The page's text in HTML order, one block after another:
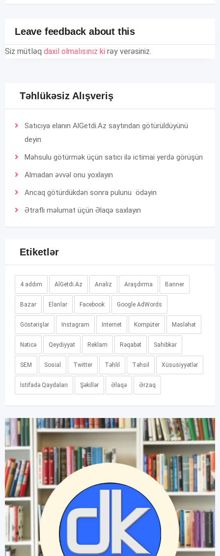
Leave feedback about this
Siz mütləq daxil olmalısınız ki rəy verəsiniz.
Təhlükəsiz Alışveriş
Satıcıya elanın AlGetdi.Az saytından götürüldüyünü
deyin
Məhsulu götürmək üçün satıcı ilə ictimai yerdə görüşün
Almadan əvvəl onu yoxlayın
Ancaq götürdükdən sonra pulunu ödəyin
Ətraflı məlumat üçün Əlaqə saxlayın
Etiketlər
4 addım AlGetdi.Az Analiz Araşdırma Banner
Bazar Elanlar Facebook Google AdWords
Göstərişlər Instagram Internet Kompüter Məsləhət
Nəticə Qeydiyyat Reklam Rəqabət Sahibkar
SEM Sosial Twitter Təhlil Təhsil Xüsusiyyətlər
İstifadə Qaydaları Şəkillər Əlaqə Ərzaq